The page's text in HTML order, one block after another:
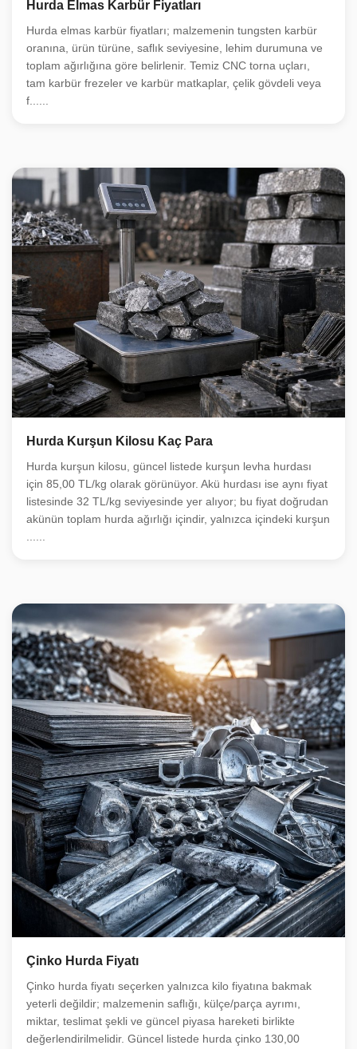
Hurda Elmas Karbür Fiyatları
Hurda elmas karbür fiyatları; malzemenin tungsten karbür
oranına, ürün türüne, saflık seviyesine, lehim durumuna ve
toplam ağırlığına göre belirlenir. Temiz CNC torna uçları,
tam karbür frezeler ve karbür matkaplar, çelik gövdeli veya
f......
Hurda Kurşun Kilosu Kaç Para
Hurda kurşun kilosu, güncel listede kurşun levha hurdası
için 85,00 TL/kg olarak görünüyor. Akü hurdası ise aynı fiyat
listesinde 32 TL/kg seviyesinde yer alıyor; bu fiyat doğrudan
akünün toplam hurda ağırlığı içindir, yalnızca içindeki kurşun
......
Çinko Hurda Fiyatı
Çinko hurda fiyatı seçerken yalnızca kilo fiyatına bakmak
yeterli değildir; malzemenin saflığı, külçe/parça ayrımı,
miktar, teslimat şekli ve güncel piyasa hareketi birlikte
değerlendirilmelidir. Güncel listede hurda çinko 130,00